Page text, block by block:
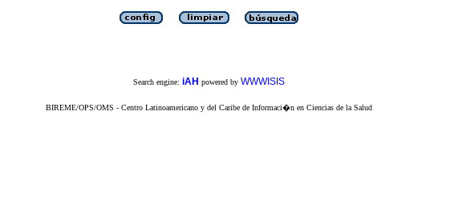
Search engine: iAH powered by WWWISIS
BIREME/OPS/OMS - Centro Latinoamericano y del Caribe de Informaci�n en Ciencias de la Salud